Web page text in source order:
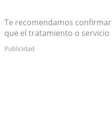
Te recomendamos
que el tratamiento o
Publicidad